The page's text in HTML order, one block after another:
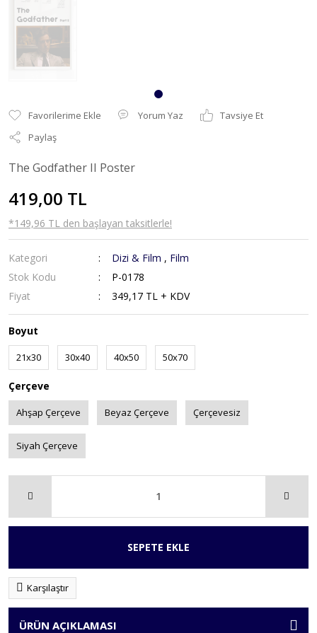
Yorum Yaz
Tavsiye Et
Paylaş
The Godfather II Poster
419,00 TL
*149,96 TL den başlayan taksitlerle!
Kategori Dizi & Film , Film
Stok Kodu
P-0178
Fiyat
349,17 TL + KDV
Boyut
21x30 30x40 40x50 50x70
Çerçeve
Ahşap Çerçeve Beyaz Çerçeve Çerçevesiz
Siyah Çerçeve
SEPETE EKLE
Karşılaştır
ÜRÜN AÇIKLAMASI